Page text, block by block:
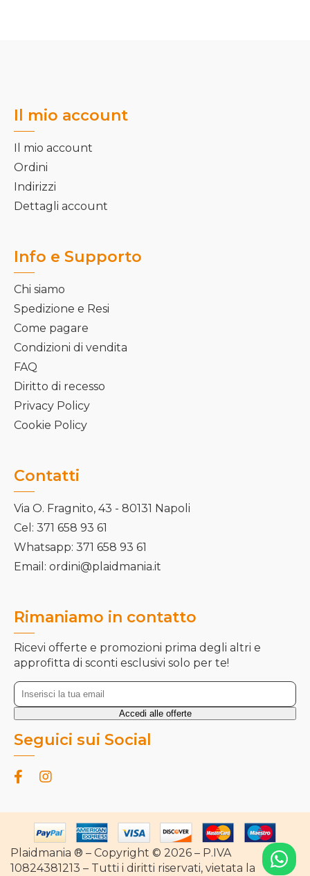
Il mio account
Il mio account
Ordini
Indirizzi
Dettagli account
Info e Supporto
Chi siamo
Spedizione e Resi
Come pagare
Condizioni di vendita
FAQ
Diritto di recesso
Privacy Policy
Cookie Policy
Contatti
Via O. Fragnito, 43 - 80131 Napoli
Cel: 371 658 93 61
Whatsapp: 371 658 93 61
Email: ordini@plaidmania.it
Rimaniamo in contatto
Ricevi offerte e promozioni prima degli altri e
approfitta di sconti esclusivi solo per te!
Seguici sui Social
Plaidmania ® – Copyright © 2026 – P.IVA
10824381213 – Tutti i diritti riservati, vietata la